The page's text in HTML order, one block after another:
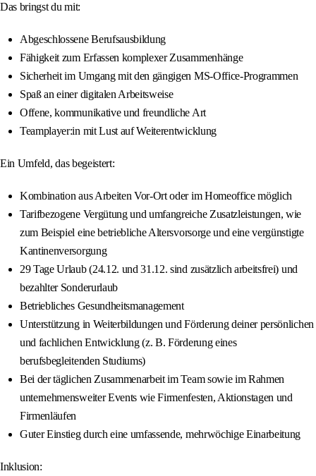
Das bringst du mit:
Abgeschlossene Berufsausbildung
Fähigkeit zum Erfassen komplexer Zusammenhänge
Sicherheit im Umgang mit den gängigen MS-Office-Programmen
Spaß an einer digitalen Arbeitsweise
Offene, kommunikative und freundliche Art
Teamplayer:in mit Lust auf Weiterentwicklung
Ein Umfeld, das begeistert:
Kombination aus Arbeiten Vor-Ort oder im Homeoffice möglich
Tarifbezogene Vergütung und umfangreiche Zusatzleistungen, wie
zum Beispiel eine betriebliche Altersvorsorge und eine vergünstigte
Kantinenversorgung
29 Tage Urlaub (24.12. und 31.12. sind zusätzlich arbeitsfrei) und
bezahlter Sonderurlaub
Betriebliches Gesundheitsmanagement
Unterstützung in Weiterbildungen und Förderung deiner persönlichen
und fachlichen Entwicklung (z. B. Förderung eines
berufsbegleitenden Studiums)
Bei der täglichen Zusammenarbeit im Team sowie im Rahmen
unternehmensweiter Events wie Firmenfesten, Aktionstagen und
Firmenläufen
Guter Einstieg durch eine umfassende, mehrwöchige Einarbeitung
Inklusion: